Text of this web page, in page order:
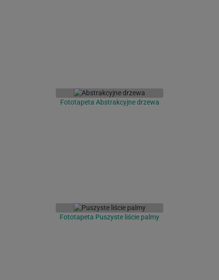
Fototapeta Abstrakcyjne drzewa
Fototapeta Puszyste liście palmy